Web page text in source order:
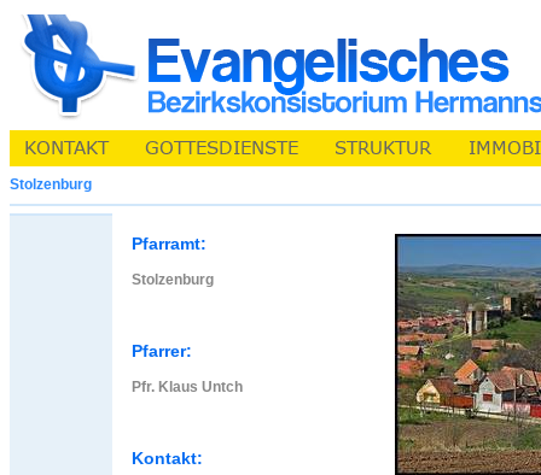
Stolzenburg
Pfarramt:
Stolzenburg
Pfarrer:
Pfr. Klaus Untch
Kontakt: